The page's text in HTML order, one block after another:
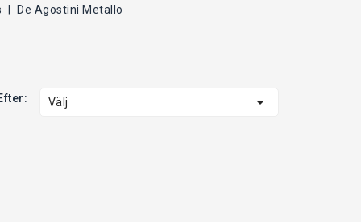
De Agostini Metallo
Välj 